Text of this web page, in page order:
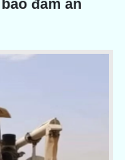
đảm an